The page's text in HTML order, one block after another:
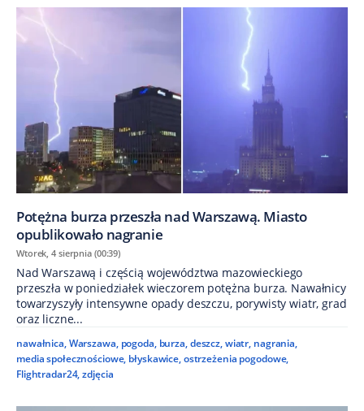
Potężna burza przeszła nad Warszawą. Miasto
opublikowało nagranie
Wtorek, 4 sierpnia (00:39)
Nad Warszawą i częścią województwa mazowieckiego
przeszła w poniedziałek wieczorem potężna burza. Nawałnicy
towarzyszyły intensywne opady deszczu, porywisty wiatr, grad
oraz liczne...
nawałnica,Warszawa, pogoda, burza,deszcz,wiatr, nagrania,
media społecznościowe, błyskawice,ostrzeżenia pogodowe,
Flightradar24,zdjęcia